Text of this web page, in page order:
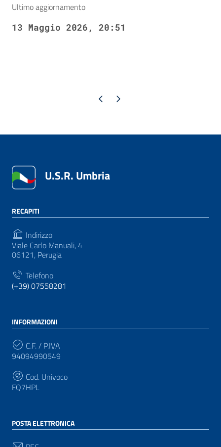
Ultimo aggiornamento
13 Maggio 2026, 20:51
Pagina precedente
Pagina successiva
U.S.R. Umbria
RECAPITI
Indirizzo
Viale Carlo Manuali, 4
06121, Perugia
Telefono
(+39) 07558281
INFORMAZIONI
C.F. / P.IVA
94094990549
Cod. Univoco
FQ7HPL
POSTA ELETTRONICA